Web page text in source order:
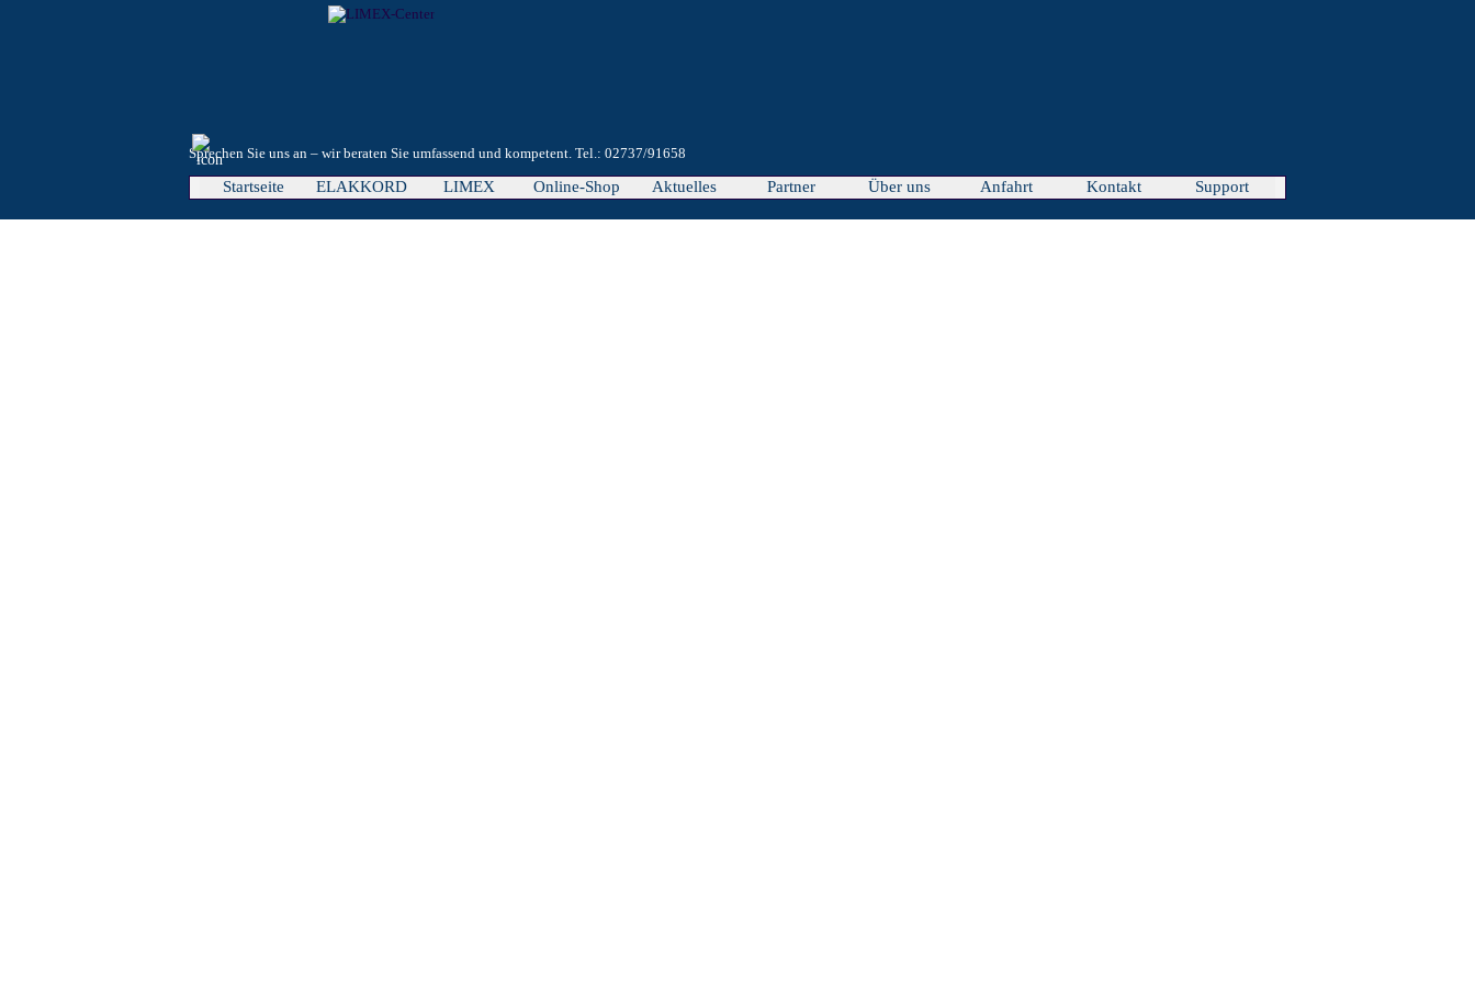
Sprechen Sie uns an – wir beraten Sie umfassend und kompetent. Tel.: 02737/91658
Menü überspringen
Startseite ELAKKORD ▼
LIMEX ▼
Online-Shop ▼
Aktuelles Partner Über uns Anfahrt Kontakt Support